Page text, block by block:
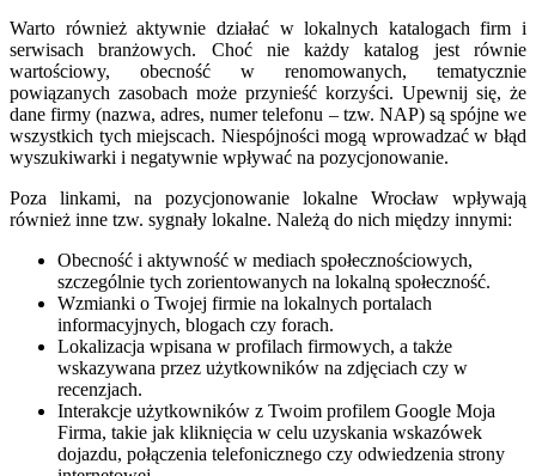
Warto również aktywnie działać w lokalnych katalogach firm i
serwisach branżowych. Choć nie każdy katalog jest równie
wartościowy, obecność w renomowanych, tematycznie
powiązanych zasobach może przynieść korzyści. Upewnij się, że
dane firmy (nazwa, adres, numer telefonu – tzw. NAP) są spójne we
wszystkich tych miejscach. Niespójności mogą wprowadzać w błąd
wyszukiwarki i negatywnie wpływać na pozycjonowanie.
Poza linkami, na pozycjonowanie lokalne Wrocław wpływają
również inne tzw. sygnały lokalne. Należą do nich między innymi:
Obecność i aktywność w mediach społecznościowych,
szczególnie tych zorientowanych na lokalną społeczność.
Wzmianki o Twojej firmie na lokalnych portalach
informacyjnych, blogach czy forach.
Lokalizacja wpisana w profilach firmowych, a także
wskazywana przez użytkowników na zdjęciach czy w
recenzjach.
Interakcje użytkowników z Twoim profilem Google Moja
Firma, takie jak kliknięcia w celu uzyskania wskazówek
dojazdu, połączenia telefonicznego czy odwiedzenia strony